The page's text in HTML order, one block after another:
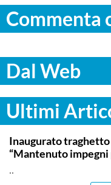
Commenta
Dal Web
Ultimi
ITALPRESS
Inaugurato traghetto
“Mantenuto impegni
..